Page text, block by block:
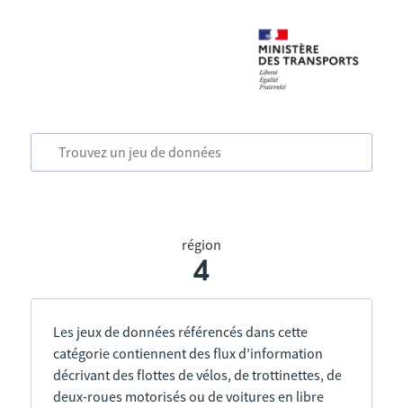
région
4
Les jeux de données référencés dans cette
catégorie contiennent des flux d’information
décrivant des flottes de vélos, de trottinettes, de
deux-roues motorisés ou de voitures en libre